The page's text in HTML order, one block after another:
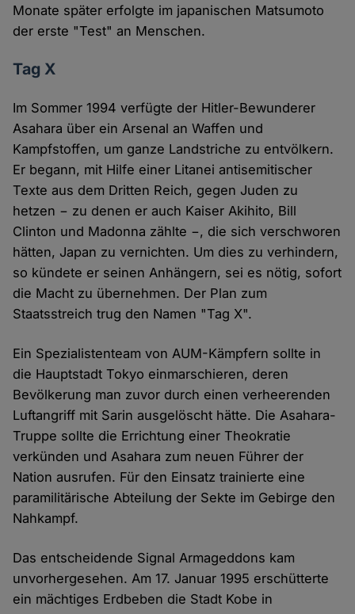
Monate später erfolgte im japanischen Matsumoto
der erste "Test" an Menschen.
Tag X
Im Sommer 1994 verfügte der Hitler-Bewunderer
Asahara über ein Arsenal an Waffen und
Kampfstoffen, um ganze Landstriche zu entvölkern.
Er begann, mit Hilfe einer Litanei antisemitischer
Texte aus dem Dritten Reich, gegen Juden zu
hetzen − zu denen er auch Kaiser Akihito, Bill
Clinton und Madonna zählte −, die sich verschworen
hätten, Japan zu vernichten. Um dies zu verhindern,
so kündete er seinen Anhängern, sei es nötig, sofort
die Macht zu übernehmen. Der Plan zum
Staatsstreich trug den Namen "Tag X".
Ein Spezialistenteam von AUM-Kämpfern sollte in
die Hauptstadt Tokyo einmarschieren, deren
Bevölkerung man zuvor durch einen verheerenden
Luftangriff mit Sarin ausgelöscht hätte. Die Asahara-
Truppe sollte die Errichtung einer Theokratie
verkünden und Asahara zum neuen Führer der
Nation ausrufen. Für den Einsatz trainierte eine
paramilitärische Abteilung der Sekte im Gebirge den
Nahkampf.
Das entscheidende Signal Armageddons kam
unvorhergesehen. Am 17. Januar 1995 erschütterte
ein mächtiges Erdbeben die Stadt Kobe in